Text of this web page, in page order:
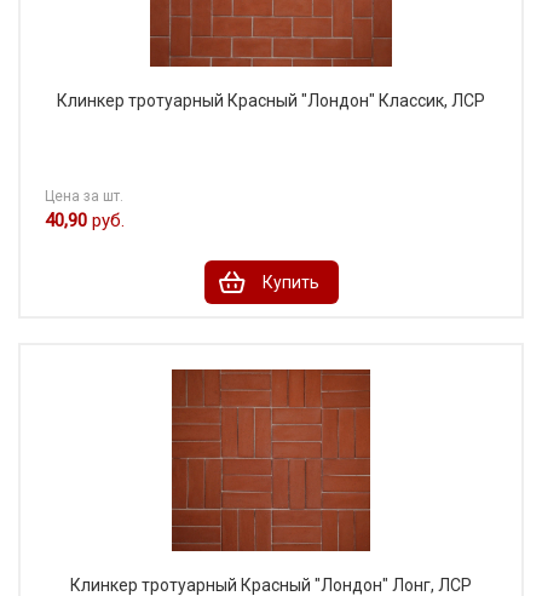
Клинкер тротуарный Красный "Лондон" Классик, ЛСР
Цена за шт.
40,90 руб.
Купить
Клинкер тротуарный Красный "Лондон" Лонг, ЛСР